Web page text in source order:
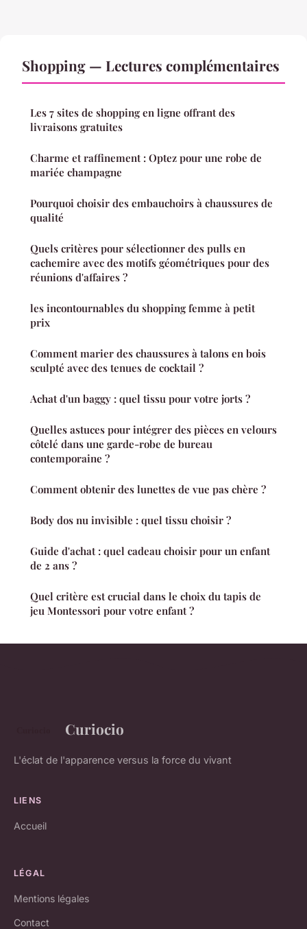
Shopping — Lectures complémentaires
Les 7 sites de shopping en ligne offrant des
livraisons gratuites
Charme et raffinement : Optez pour une robe de
mariée champagne
Pourquoi choisir des embauchoirs à chaussures de
qualité
Quels critères pour sélectionner des pulls en
cachemire avec des motifs géométriques pour des
réunions d'affaires ?
les incontournables du shopping femme à petit
prix
Comment marier des chaussures à talons en bois
sculpté avec des tenues de cocktail ?
Achat d'un baggy : quel tissu pour votre jorts ?
Quelles astuces pour intégrer des pièces en velours
côtelé dans une garde-robe de bureau
contemporaine ?
Comment obtenir des lunettes de vue pas chère ?
Body dos nu invisible : quel tissu choisir ?
Guide d'achat : quel cadeau choisir pour un enfant
de 2 ans ?
Quel critère est crucial dans le choix du tapis de
jeu Montessori pour votre enfant ?
Curiocio
L'éclat de l'apparence versus la force du vivant
LIENS
Accueil
LÉGAL
Mentions légales
Contact